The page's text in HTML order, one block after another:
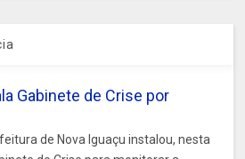
Gabinete de Crise por
de Nova Iguaçu instalou, nesta